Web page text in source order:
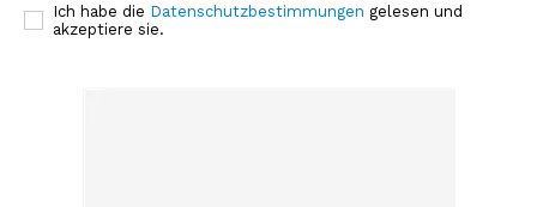
Ich habe die Datenschutzbestimmungen gelesen und
akzeptiere sie.